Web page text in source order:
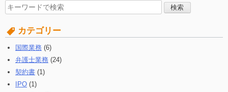
検
索
す
る:
カテゴリー
国際業務 (6)
弁護士業務 (24)
契約書 (1)
IPO (1)